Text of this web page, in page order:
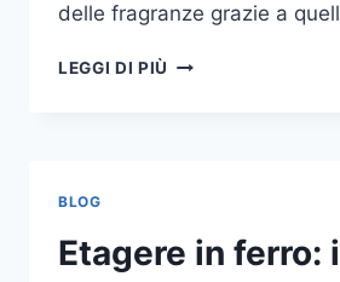
delle fragranze grazie a
LEGGI DI PIÙ
BLOG
Etagere in ferro: